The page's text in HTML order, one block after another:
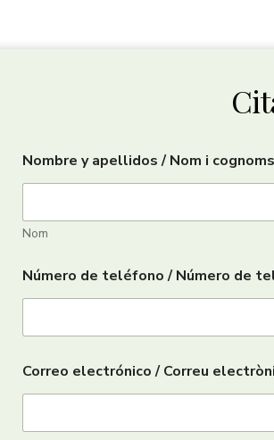
Nombre y apellidos / Nom i
Nom
Número de teléfono / Número de
Correo electrónico / Correu